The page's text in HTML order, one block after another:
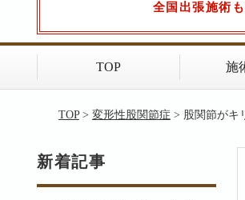
全国出張施術
TOP 施
TOP> 変形性股関節症 > 股関節がキ
新着記事